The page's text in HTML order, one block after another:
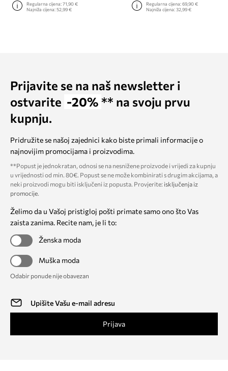
Regularna cijena:71,90 €
Najniža cijena:52,99 €
Regularna cijena: 69,90 €
Najniža cijena: 32,99 €
Prijavite se na naš newsletter i
ostvarite -20% ** na svoju prvu
kupnju.
Pridružite se našoj zajednici kako biste primali informacije o
najnovijim promocijama i proizvodima.
**Popust je jednokratan, odnosi se na nesnižene proizvode i vrijedi za kupnju
u vrijednosti od min. 80€. Popust se ne može kombinirati s drugim akcijama, a
neki proizvodi mogu biti isključeni iz popusta. Provjerite: isključenja iz
promocije.
Želimo da u Vašoj pristigloj pošti primate samo ono što Vas
zaista zanima. Recite nam, je li to:
Ženska moda
Muška moda
Odabir ponude nije obavezan
Prijava